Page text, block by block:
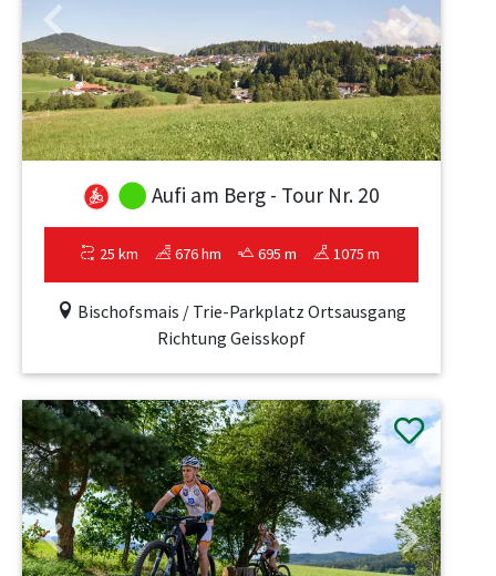
Previous Next
Aufi am Berg - Tour Nr. 20
25 km 676 hm 695 m 1075 m
Bischofsmais / Trie-Parkplatz Ortsausgang
Richtung Geisskopf
Previous Next